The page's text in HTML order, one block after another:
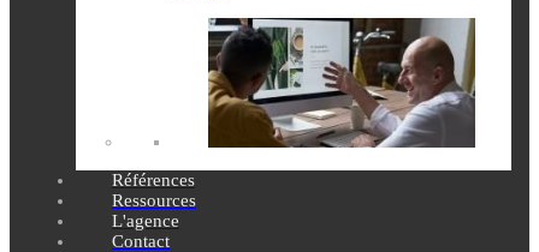
Références
Ressources
L'agence
Contact